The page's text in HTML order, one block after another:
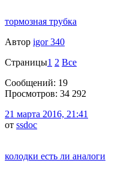
тормозная трубка
Автор igor 340
Страницы1 2 Все
Сообщений: 19
Просмотров: 34 292
21 марта 2016, 21:41
от ssdoc
колодки есть ли аналоги